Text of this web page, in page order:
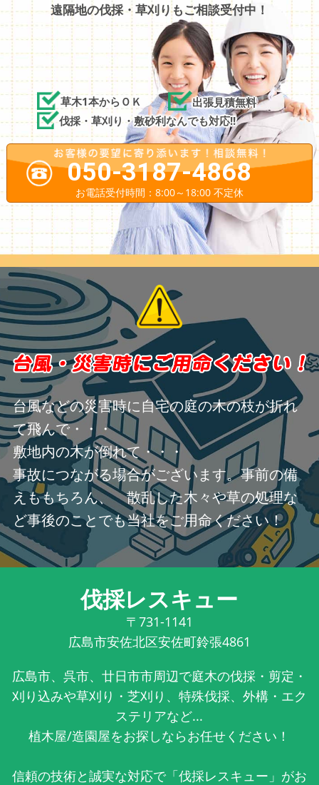
遠隔地の伐採・草刈りもご相談受付中！
草木1本からＯＫ
出張見積無料
伐採・草刈り・敷砂利なんでも対応!!
050-3187-4868
お電話受付時間：8:00～18:00 不定休
台風などの災害時に自宅の庭の木の枝が折れ
て飛んで・・・
敷地内の木が倒れて・・・
事故につながる場合がございます。事前の備
えももちろん、 散乱した木々や草の処理な
ど事後のことでも当社をご用命ください！
伐採レスキュー
〒731-1141
広島市安佐北区安佐町鈴張4861
広島市、呉市、廿日市市周辺で庭木の伐採・剪定・
刈り込みや草刈り・芝刈り、特殊伐採、外構・エク
ステリアなど...
植木屋/造園屋をお探しならお任せください！
信頼の技術と誠実な対応で「伐採レスキュー」がお